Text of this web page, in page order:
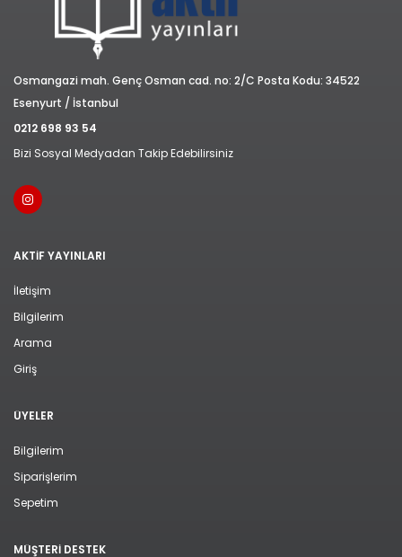
Osmangazi mah. Genç Osman cad. no: 2/C Posta Kodu: 34522
Esenyurt / İstanbul
0212 698 93 54
Bizi Sosyal Medyadan Takip Edebilirsiniz
AKTIF YAYINLARI
İletişim
Bilgilerim
Arama
Giriş
ÜYELER
Bilgilerim
Siparişlerim
Sepetim
MÜŞTERI DESTEK